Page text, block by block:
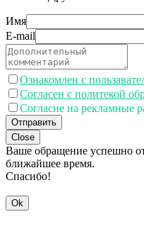
Имя
E-mail
Ознакомлен с
Согласен с политекой
Согласие на рекламные
Отправить
Close
Ваше обращение успешно
ближайшее время.
Спасибо!
Ok